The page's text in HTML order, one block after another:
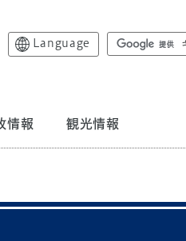
Language
情報 観光情報